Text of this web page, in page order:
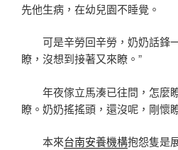
先他生病，在幼兒園不睡覺。
可是辛勞回辛勞，奶奶話鋒
瞭，沒想到接著又來瞭。”
年夜傢立馬湊已往問，怎麼
瞭。奶奶搖搖頭，還沒呢，剛懷
本來台南安養機構抱怨隻是